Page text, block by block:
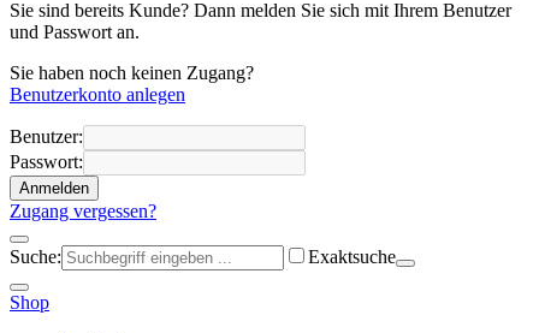
Sie sind bereits Kunde? Dann melden Sie sich mit Ihrem Benutzer
und Passwort an.
Sie haben noch keinen Zugang?
Benutzerkonto anlegen
Benutzer:
Passwort:
Anmelden
Zugang vergessen?
Suche: Exaktsuche
Shop